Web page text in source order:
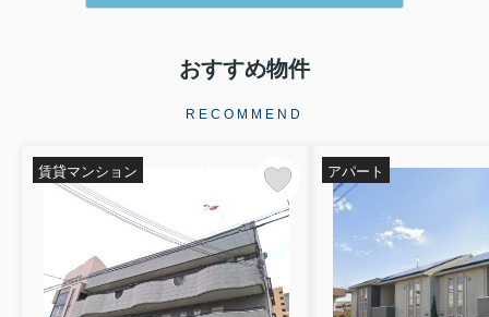
賃料2.8万円(管理費6.000円)
南海本線／和泉大宮駅徒歩5分
1R／18.45㎡
おすすめ物件
RECOMMEND
賃貸マンション アパート